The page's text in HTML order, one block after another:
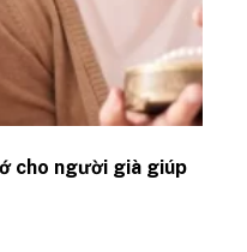
cho người già giúp